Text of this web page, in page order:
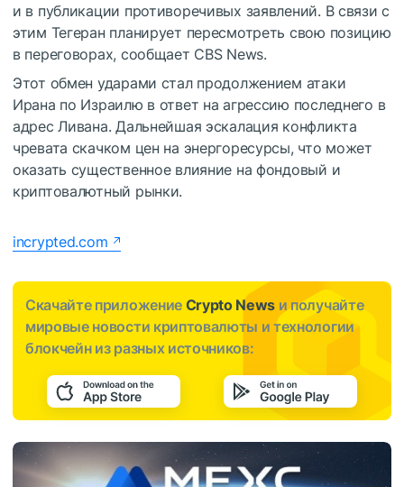
и в публикации противоречивых заявлений. В связи с
этим Тегеран планирует пересмотреть свою позицию
в переговорах, сообщает CBS News.
Этот обмен ударами стал продолжением атаки
Ирана по Израилю в ответ на агрессию последнего в
адрес Ливана. Дальнейшая эскалация конфликта
чревата скачком цен на энергоресурсы, что может
оказать существенное влияние на фондовый и
криптовалютный рынки.
incrypted.com
Скачайте приложение Crypto News и получайте
мировые новости криптовалюты и технологии
блокчейн из разных источников: